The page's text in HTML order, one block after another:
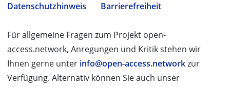
Datenschutzhinweis
Barrierefreiheit
Für allgemeine Fragen zum Projekt open-
access.network, Anregungen und Kritik stehen wir
Ihnen gerne unter info@open-access.networkzur
Verfügung. Alternativ können Sie auch unser